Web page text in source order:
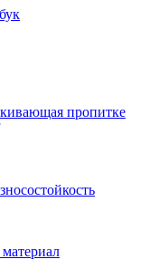
пропитке